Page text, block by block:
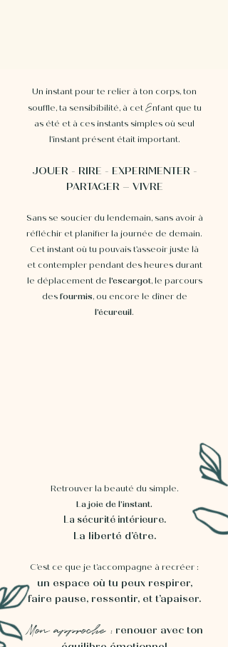
Un instant pour te relier à ton corps, ton
souffle, ta sensibibilité, à cet Enfant que tu
as été et à ces instants simples où seul
l'instant présent était important.
JOUER - RIRE - EXPERIMENTER -
PARTAGER – VIVRE
Sans se soucier du lendemain, sans avoir à
réfléchir et planifier la journée de demain.
Cet instant où tu pouvais t'asseoir juste là
et contempler pendant des heures durant
le déplacement de l'escargot, le parcours
des fourmis, ou encore le dîner de
l'écureuil.
Retrouver la beauté du simple.
La joie de l’instant.
La sécurité intérieure.
La liberté d’être.
C’est ce que je t’accompagne à recréer :
un espace où tu peux respirer,
faire pause, ressentir, et t’apaiser.
Mon approche :renouer avec ton